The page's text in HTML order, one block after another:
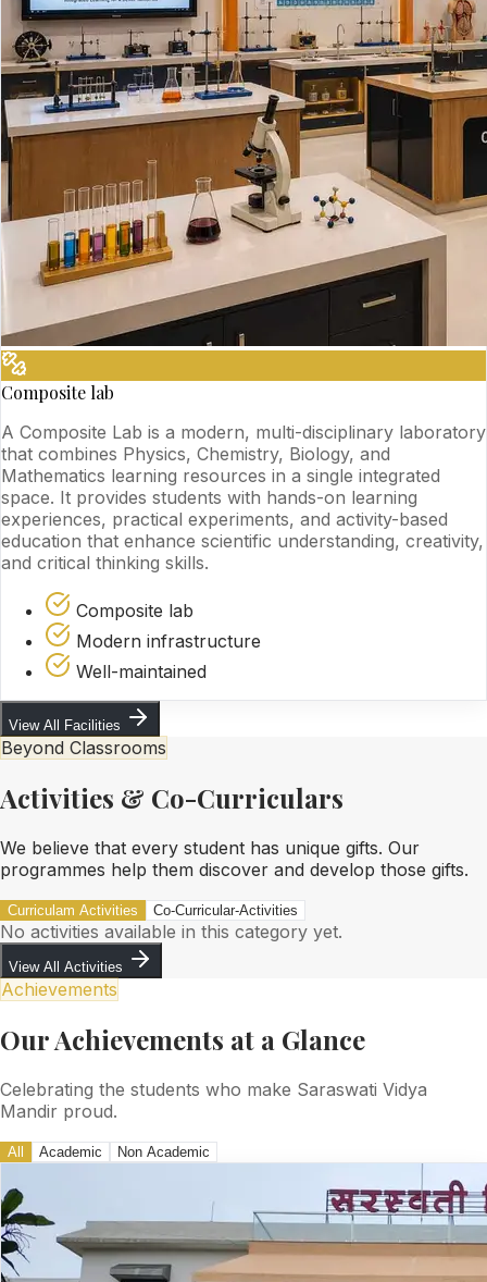
Composite lab
A Composite Lab is a modern, multi-disciplinary laboratory
that combines Physics, Chemistry, Biology, and
Mathematics learning resources in a single integrated
space. It provides students with hands-on learning
experiences, practical experiments, and activity-based
education that enhance scientific understanding, creativity,
and critical thinking skills.
Composite lab
Modern infrastructure
Well-maintained
View All Facilities
Beyond Classrooms
Activities & Co-Curriculars
We believe that every student has unique gifts. Our
programmes help them discover and develop those gifts.
Curriculam Activities Co-Curricular-Activities
No activities available in this category yet.
View All Activities
Achievements
Our Achievements at a Glance
Celebrating the students who make Saraswati Vidya
Mandir proud.
All Academic Non Academic